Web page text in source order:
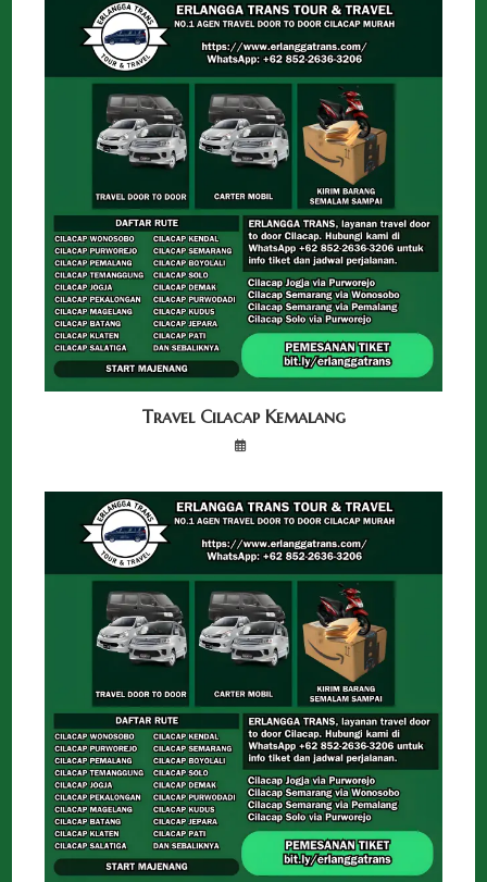
Travel Cilacap Kemalang